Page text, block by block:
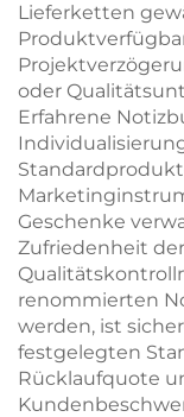
Lieferketten
oder
Erfahrene
Geschenke
Zufriedenheit
renommierten
werden, ist
festgelegten
Rücklaufquote